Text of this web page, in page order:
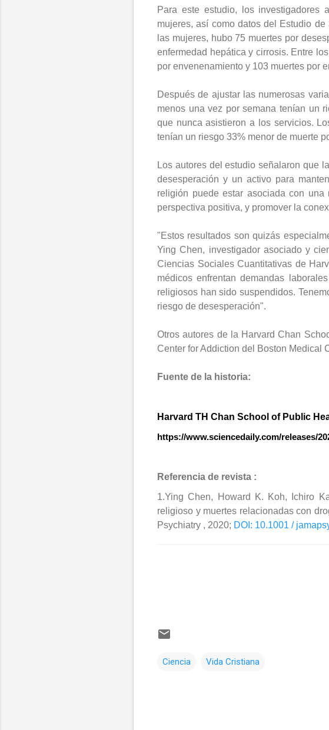
Para este estudio, los investigadores
mujeres, así como datos del Estudio
las mujeres, hubo 75 muertes por
enfermedad hepática y cirrosis. Entre
por envenenamiento y 103 muertes por
Después de ajustar las numerosas
menos una vez por semana tenían un
que nunca asistieron a los servicios.
tenían un riesgo 33% menor de muerte
Los autores del estudio señalaron que
desesperación y un activo para
religión puede estar asociada con
perspectiva positiva, y promover la
"Estos resultados son quizás
Ying Chen, investigador asociado y
Ciencias Sociales Cuantitativas de
médicos enfrentan demandas
religiosos han sido suspendidos.
riesgo de desesperación".
Otros autores de la Harvard Chan
Center for Addiction del Boston Medical
Fuente de la historia:
Harvard TH Chan School of Public
https://www.sciencedaily.com/releases/
Referencia de revista :
1.Ying Chen, Howard K. Koh, Ichiro
religioso y muertes relacionadas con
Psychiatry , 2020; DOI: 10.1001 /
Ciencia Vida Cristiana